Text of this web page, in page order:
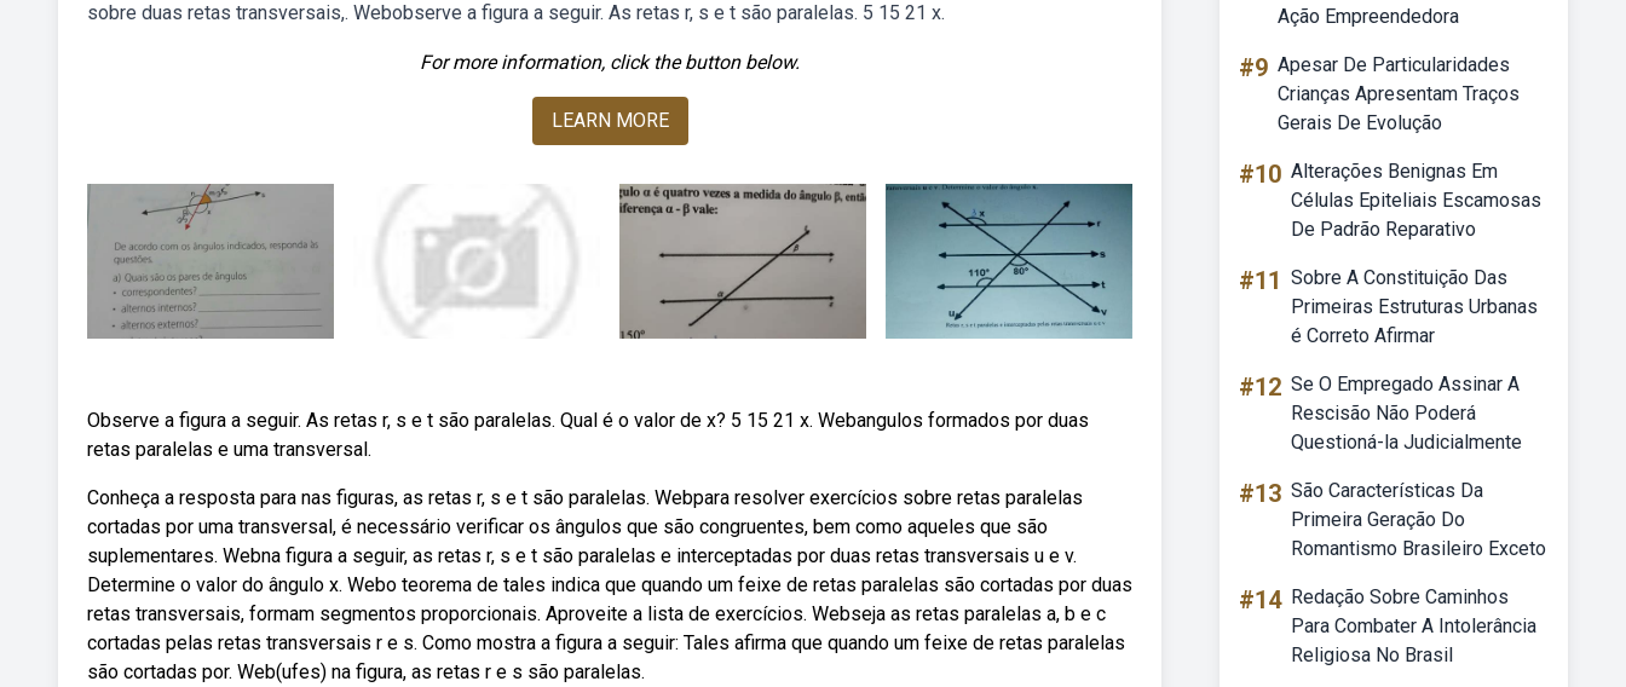
sobre duas retas transversais,. Webobserve a figura a seguir. As retas r, s e t são paralelas. 5 15 21 x.
For more information, click the button below.
LEARN MORE
Observe a figura a seguir. As retas r, s e t são paralelas. Qual é o valor de x? 5 15 21 x. Webangulos formados por duas
retas paralelas e uma transversal.
Conheça a resposta para nas figuras, as retas r, s e t são paralelas. Webpara resolver exercícios sobre retas paralelas
cortadas por uma transversal, é necessário verificar os ângulos que são congruentes, bem como aqueles que são
suplementares. Webna figura a seguir, as retas r, s e t são paralelas e interceptadas por duas retas transversais u e v.
Determine o valor do ângulo x. Webo teorema de tales indica que quando um feixe de retas paralelas são cortadas por duas
retas transversais, formam segmentos proporcionais. Aproveite a lista de exercícios. Webseja as retas paralelas a, b e c
cortadas pelas retas transversais r e s. Como mostra a figura a seguir: Tales afirma que quando um feixe de retas paralelas
são cortadas por. Web(ufes) na figura, as retas r e s são paralelas.
Ação Empreendedora
#9 Apesar De Particularidades
Crianças Apresentam Traços
Gerais De Evolução
#10 Alterações Benignas Em
Células Epiteliais Escamosas
De Padrão Reparativo
#11 Sobre A Constituição Das
Primeiras Estruturas Urbanas
é Correto Afirmar
#12 Se O Empregado Assinar A
Rescisão Não Poderá
Questioná-la Judicialmente
#13 São Características Da
Primeira Geração Do
Romantismo Brasileiro Exceto
#14 Redação Sobre Caminhos
Para Combater A Intolerância
Religiosa No Brasil